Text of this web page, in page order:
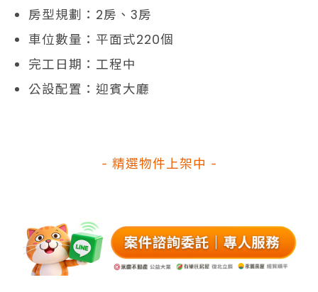
房型規劃：2房、3房
車位數量：平面式220個
完工日期：工程中
公設配置：迎賓大廳
- 精選物件上架中 -